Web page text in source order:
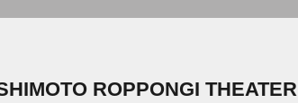
ROPPONGI THEATER